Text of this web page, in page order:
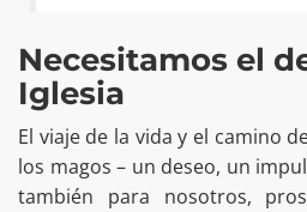
Necesitamos el
Iglesia
El viaje de la vida y el camino
los magos – un deseo, un
también para nosotros,